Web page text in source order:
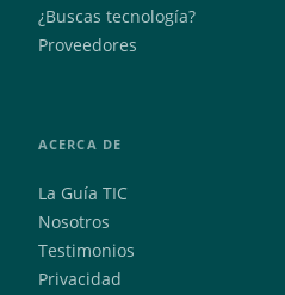
¿Buscas tecnología?
Proveedores
ACERCA DE
La Guía TIC
Nosotros
Testimonios
Privacidad